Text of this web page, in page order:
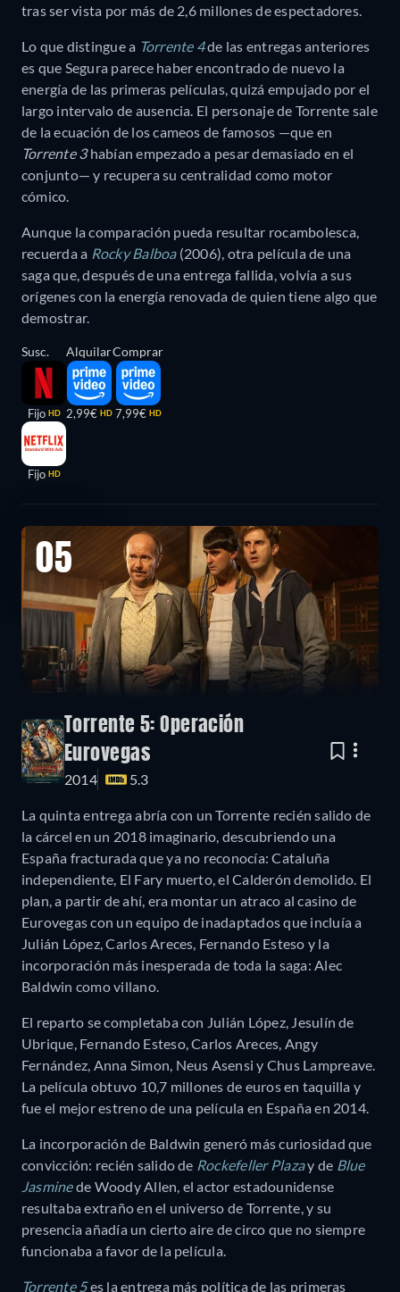
tras ser vista por más de 2,6 millones de espectadores.
Lo que distingue a Torrente 4de las entregas anteriores
es que Segura parece haber encontrado de nuevo la
energía de las primeras películas, quizá empujado por el
largo intervalo de ausencia. El personaje de Torrente sale
de la ecuación de los cameos de famosos —que en
Torrente 3habían empezado a pesar demasiado en el
conjunto— y recupera su centralidad como motor
cómico.
Aunque la comparación pueda resultar rocambolesca,
recuerda a Rocky Balboa(2006), otra película de una
saga que, después de una entrega fallida, volvía a sus
orígenes con la energía renovada de quien tiene algo que
demostrar.
Susc.
Fijo HD
Fijo HD
Alquilar
2,99€ HD
Comprar
7,99€ HD
05
Torrente 5: Operación
Eurovegas
2014 5.3
La quinta entrega abría con un Torrente recién salido de
la cárcel en un 2018 imaginario, descubriendo una
España fracturada que ya no reconocía: Cataluña
independiente, El Fary muerto, el Calderón demolido. El
plan, a partir de ahí, era montar un atraco al casino de
Eurovegas con un equipo de inadaptados que incluía a
Julián López, Carlos Areces, Fernando Esteso y la
incorporación más inesperada de toda la saga: Alec
Baldwin como villano.
El reparto se completaba con Julián López, Jesulín de
Ubrique, Fernando Esteso, Carlos Areces, Angy
Fernández, Anna Simon, Neus Asensi y Chus Lampreave.
La película obtuvo 10,7 millones de euros en taquilla y
fue el mejor estreno de una película en España en 2014.
La incorporación de Baldwin generó más curiosidad que
convicción: recién salido de Rockefeller Plazay de Blue
Jasminede Woody Allen, el actor estadounidense
resultaba extraño en el universo de Torrente, y su
presencia añadía un cierto aire de circo que no siempre
funcionaba a favor de la película.
Torrente 5es la entrega más política de las primeras